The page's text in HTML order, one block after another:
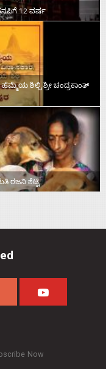
12 ವರ್ಷ
ಶಿಲ್ಪಿ ಶ್ರೀ ಚಂದ್ರಕಾಂತ್‌
ರಜನಿ ಶೆಟ್ಟಿ
Now